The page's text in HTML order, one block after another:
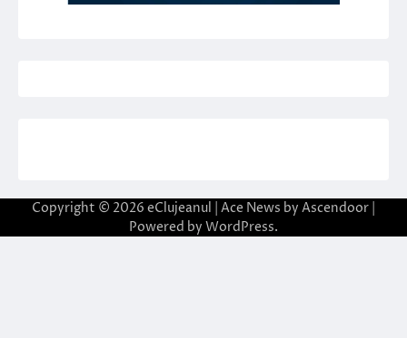
Copyright © 2026 eClujeanul | Ace News by Ascendoor
Powered by WordPress.